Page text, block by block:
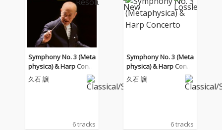
Symphony No. 3 (Meta
physica) & Harp Conce
rto
久石 譲
6 tracks
Symphony No. 3 (Meta
physica) & Harp Conce
rto
久石 譲
6 tracks